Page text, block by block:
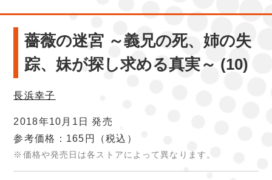
薔薇の迷宮 ～義兄の死、姉の失
踪、妹が探し求める真実～ (10)
長浜幸子
2018年10月1日 発売
参考価格：165円
（税込）
※価格や発売日は各ストアによって異なります。